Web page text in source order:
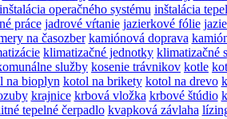
inštalácia operačného systému inštalácia
práce jadrové vŕtanie jazierkové fólie
na časozber kamiónová doprava
klimatizačné jednotky klimatizačné
služby kosenie trávnikov kotle
na bioplyn kotol na brikety kotol na drevo
krajnice krbová vložka krbové štúdio
tepelné čerpadlo kvapková závlaha